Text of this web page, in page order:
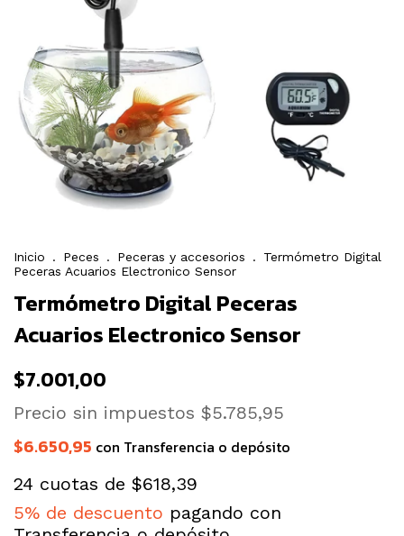
Inicio . Peces . Peceras y accesorios .
Termómetro Digital
Peceras Acuarios Electronico Sensor
Termómetro Digital Peceras
Acuarios Electronico Sensor
$7.001,00
Precio sin impuestos $5.785,95
$6.650,95 con Transferencia o depósito
24 cuotas de $618,39
5% de descuento pagando con